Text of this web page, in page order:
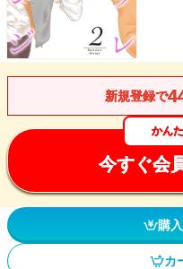
新規登録で
かん
今すぐ会
購
カ